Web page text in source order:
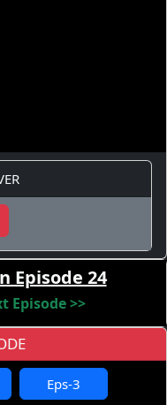
Episode 24
Episode >>
Eps-3